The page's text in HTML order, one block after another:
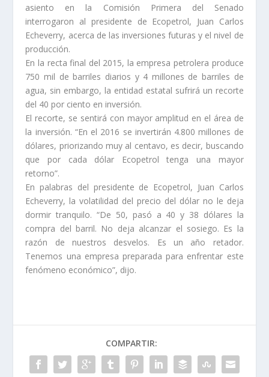
asiento en la Comisión Primera del Senado
interrogaron al presidente de Ecopetrol, Juan Carlos
Echeverry, acerca de las inversiones futuras y el nivel de
producción.
En la recta final del 2015, la empresa petrolera produce
750 mil de barriles diarios y 4 millones de barriles de
agua, sin embargo, la entidad estatal sufrirá un recorte
del 40 por ciento en inversión.
El recorte, se sentirá con mayor amplitud en el área de
la inversión. “En el 2016 se invertirán 4.800 millones de
dólares, priorizando muy al centavo, es decir, buscando
que por cada dólar Ecopetrol tenga una mayor
retorno”.
En palabras del presidente de Ecopetrol, Juan Carlos
Echeverry, la volatilidad del precio del dólar no le deja
dormir tranquilo. “De 50, pasó a 40 y 38 dólares la
compra del barril. No deja alcanzar el sosiego. Es la
razón de nuestros desvelos. Es un año retador.
Tenemos una empresa preparada para enfrentar este
fenómeno económico”, dijo.
COMPARTIR: